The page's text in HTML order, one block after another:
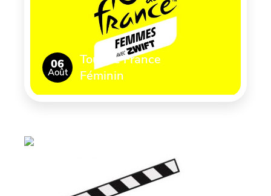
06
Août
Tour de France
Féminin